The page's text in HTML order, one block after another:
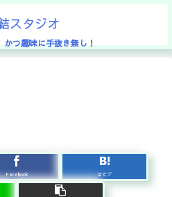
かつ趣味に手抜き無し！
Facebook はてブ